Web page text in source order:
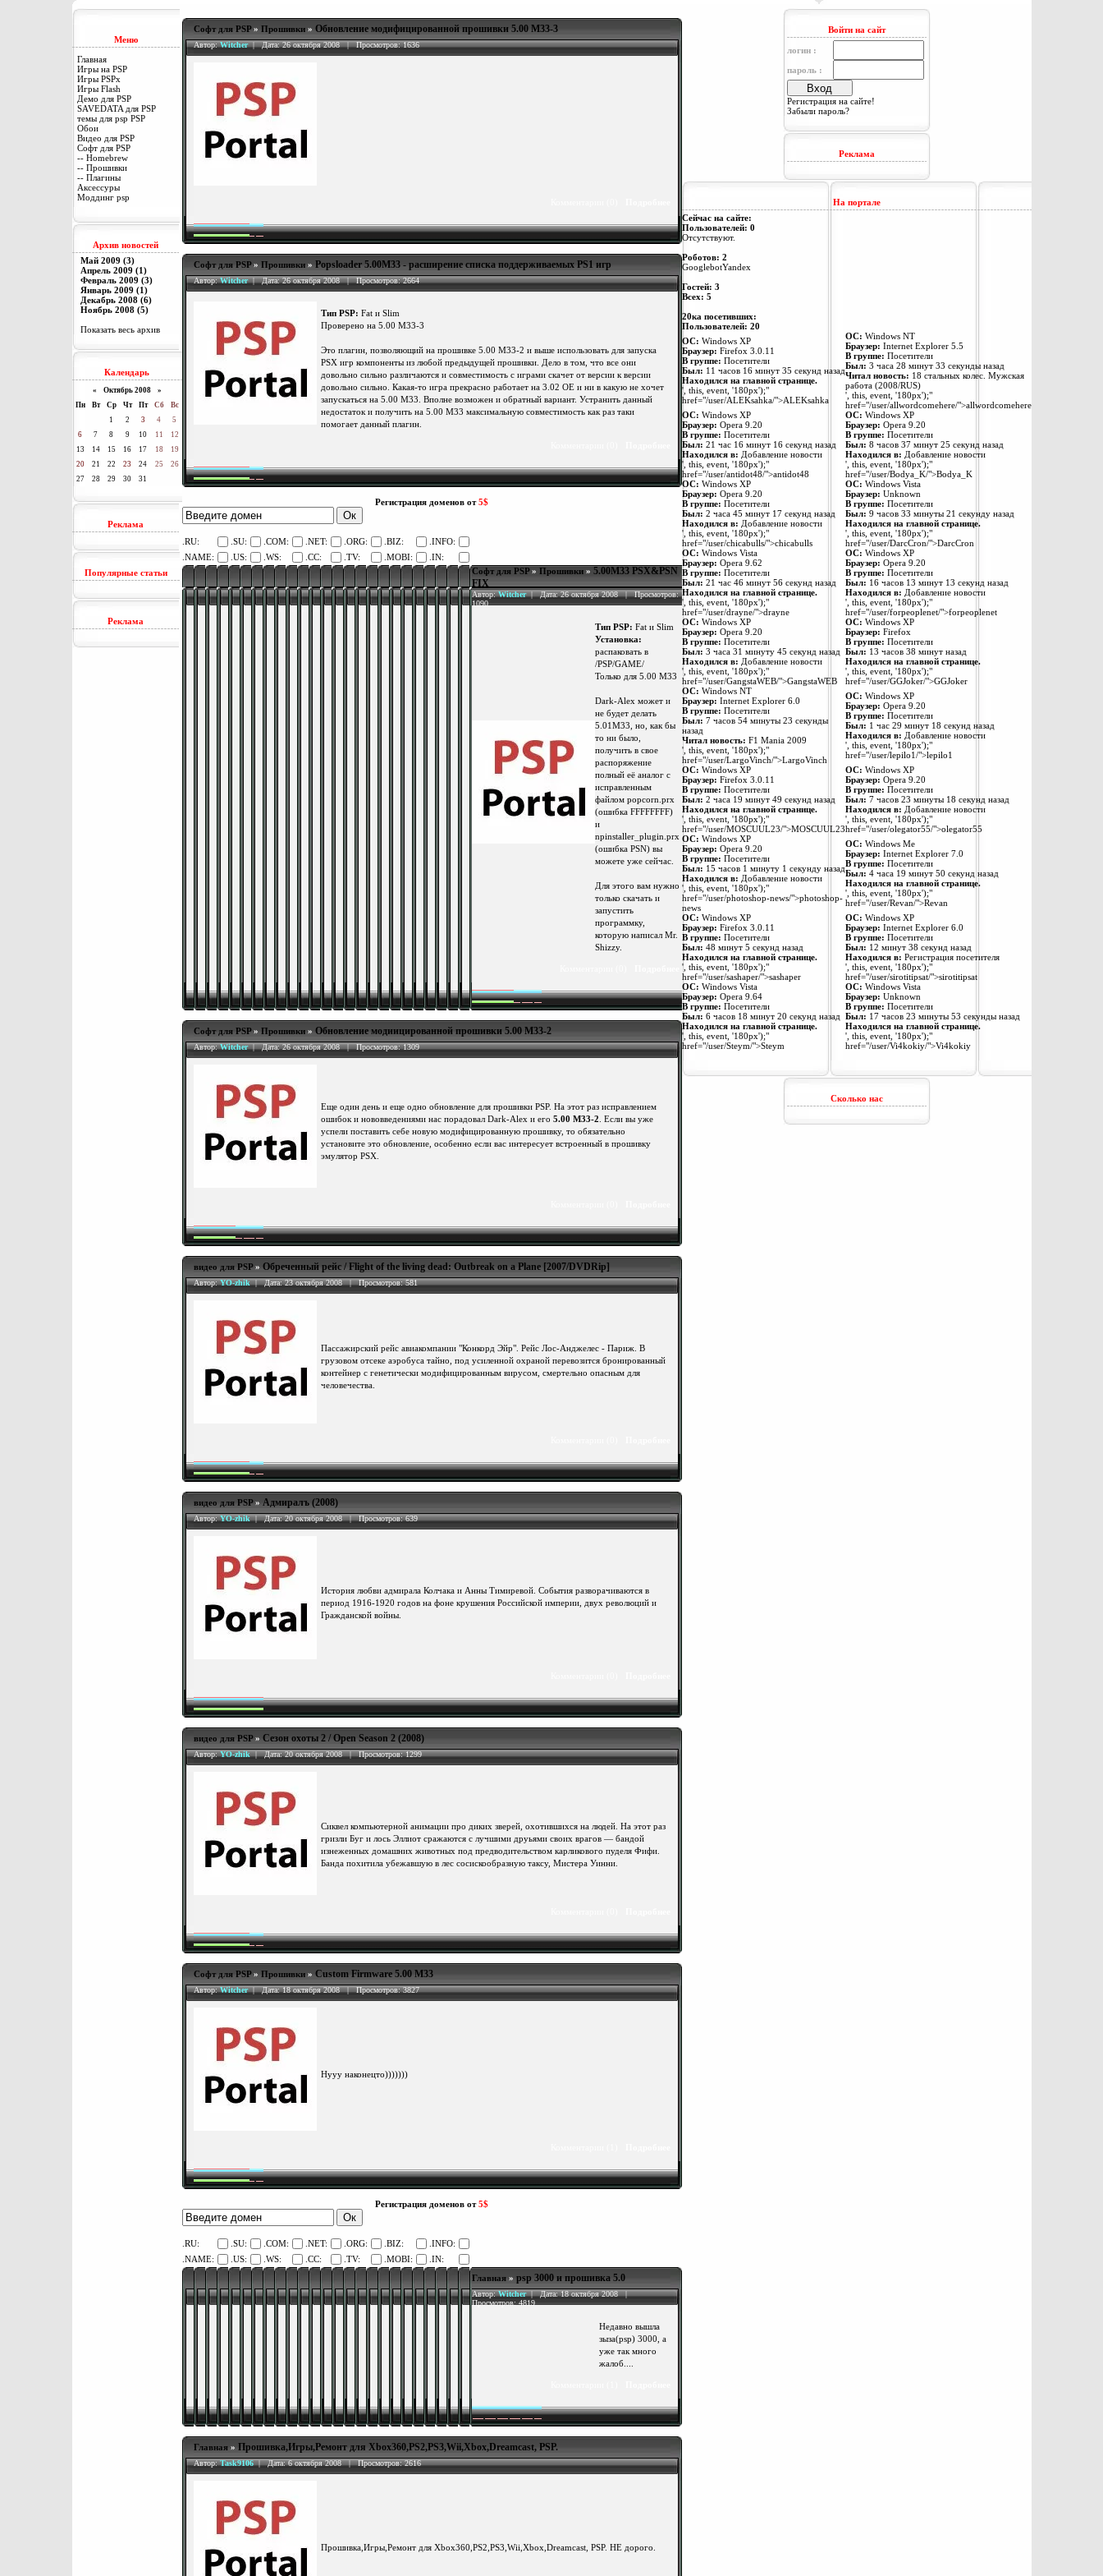
Меню
Главная
Игры на PSP
Игры PSPx
Игры Flash
Демо для PSP
SAVEDATA для PSP
темы для psp PSP
Обои
Видео для PSP
Софт для PSP
-- Homebrew
-- Прошивки
-- Плагины
Аксессуры
Моддинг psp
Архив новостей
Май 2009 (3)
Апрель 2009 (1)
Февраль 2009 (3)
Январь 2009 (1)
Декабрь 2008 (6)
Ноябрь 2008 (5)
Показать весь архив
Календарь
« Октябрь 2008 »
Пн
Вт Ср Чт Пт Сб
Вс
1
2 3 4
5
6
7 8 9 10 11
12
13
14 15 16 17 18
19
20
21 22 23 24 25
26
27
28 29 30 31
Реклама
Популярные статьи
Реклама
Софт для PSP» Прошивки» Обновление модифицированной прошивки 5.00 M33-3
Автор:Witcher| Дата: 26 октября 2008 | Просмотров: 1636
Софт для PSP» Прошивки» Popsloader 5.00M33 - расширение списка поддерживаемых PS1 игр
Автор:Witcher| Дата: 26 октября 2008 | Просмотров: 2664
Тип PSP: Fat и Slim
Проверено на 5.00 M33-3
Это плагин, позволяющий на прошивке 5.00 M33-2 и выше использовать для запуска
PSX игр компоненты из любой предыдущей прошивки. Дело в том, что все они
довольно сильно различаются и совместимость с играми скачет от версии к версии
довольно сильно. Какая-то игра прекрасно работает на 3.02 ОЕ и ни в какую не хочет
запускаться на 5.00 М33. Вполне возможен и обратный вариант. Устранить данный
недостаток и получить на 5.00 M33 максимальную совместимость как раз таки
помогает данный плагин.
Регистрация доменов от5$
.RU: .SU: .COM: .NET: .ORG: .BIZ:
.INFO:
.NAME:
.US: .WS: .CC: .TV: .MOBI:
.IN:
Софт для PSP» Прошивки» 5.00M33 PSX&PSN
FIX
Автор:Witcher| Дата: 26 октября 2008 | Просмотров:
1090
Тип PSP: Fat и Slim
Установка:
распаковать в
/PSP/GAME/
Только для 5.00 M33
Dark-Alex может и
не будет делать
5.01M33, но, как бы
то ни было,
получить в свое
распоряжение
полный её аналог с
исправленным
файлом popcorn.prx
(ошибка FFFFFFFF)
и
npinstaller_plugin.prx
(ошибка PSN) вы
можете уже сейчас.
Для этого вам нужно
только скачать и
запустить
программку,
которую написал Mr.
Shizzy.
Софт для PSP» Прошивки» Обновление модиицированной прошивки 5.00 M33-2
Автор:Witcher| Дата: 26 октября 2008 | Просмотров: 1309
Еще один день и еще одно обновление для прошивки PSP. На этот раз исправлением
ошибок и нововведениями нас порадовал Dark-Alex и его 5.00 M33-2 . Если вы уже
успели поставить себе новую модифицированную прошивку, то обязательно
установите это обновление, особенно если вас интересует встроенный в прошивку
эмулятор PSX.
видео для PSP» Обреченный рейс / Flight of the living dead: Outbreak on a Plane [2007/DVDRip]
Автор:YO-zhik| Дата: 23 октября 2008 | Просмотров: 581
Пассажирский рейс авиакомпании "Конкорд Эйр". Рейс Лос-Анджелес - Париж. В
грузовом отсеке аэробуса тайно, под усиленной охраной перевозится бронированный
контейнер с генетически модифицированным вирусом, смертельно опасным для
человечества.
видео для PSP» Адмиралъ (2008)
Автор:YO-zhik| Дата: 20 октября 2008 | Просмотров: 639
История любви адмирала Колчака и Анны Тимиревой. События разворачиваются в
период 1916-1920 годов на фоне крушения Российской империи, двух революций и
Гражданской войны.
видео для PSP» Сезон охоты 2 / Open Season 2 (2008)
Автор:YO-zhik| Дата: 20 октября 2008 | Просмотров: 1299
Сиквел компьютерной анимации про диких зверей, охотившихся на людей. На этот раз
гризли Буг и лось Эллиот сражаются с лучшими друьями своих врагов — бандой
изнеженных домашних животных под предводительством карликового пуделя Фифи.
Банда похитила убежавшую в лес сосискообразную таксу, Мистера Уинни.
Софт для PSP» Прошивки» Custom Firmware 5.00 M33
Автор:Witcher| Дата: 18 октября 2008 | Просмотров: 3827
Нууу наконецто)))))))
Регистрация доменов от5$
.RU: .SU: .COM: .NET: .ORG: .BIZ:
.INFO:
.NAME:
.US: .WS: .CC: .TV: .MOBI:
.IN:
Главная» psp 3000 и прошивка 5.0
Автор:Witcher| Дата: 18 октября 2008 |
Просмотров: 4819
Недавно вышла
зыза(psp) 3000, а
уже так много
жалоб....
Главная» Прошивка,Игры,Ремонт для Xbox360,PS2,PS3,Wii,Xbox,Dreamcast, PSP.
Автор:Task9106| Дата: 6 октября 2008 | Просмотров: 2616
Прошивка,Игры,Ремонт для Xbox360,PS2,PS3,Wii,Xbox,Dreamcast, PSP. НЕ дорого.
Войти на сайт
логин :
пароль :
Регистрация на сайте!
Забыли пароль?
Реклама
На портале
Сейчас на сайте:
Пользователей: 0
Отсутствуют.
Роботов: 2
GooglebotYandex
Гостей: 3
Всех: 5
20ка посетивших:
Пользователей: 20
ОС: Windows XP
Браузер: Firefox 3.0.11
В группе: Посетители
Был: 11 часов 16 минут 35 секунд назад
Находился на главной странице.
', this, event, '180px');"
href="/user/ALEKsahka/">ALEKsahka
ОС: Windows NT
Браузер: Internet Explorer 5.5
В группе: Посетители
Был: 3 часа 28 минут 33 секунды назад
Читал новость: 18 стальных колес. Мужская
работа (2008/RUS)
', this, event, '180px');"
href="/user/allwordcomehere/">allwordcomehere
ОС: Windows XP
Браузер: Opera 9.20
В группе: Посетители
Был: 21 час 16 минут 16 секунд назад
Находился в: Добавление новости
', this, event, '180px');"
href="/user/antidot48/">antidot48
ОС: Windows XP
Браузер: Opera 9.20
В группе: Посетители
Был: 8 часов 37 минут 25 секунд назад
Находился в: Добавление новости
', this, event, '180px');"
href="/user/Bodya_K/">Bodya_K
ОС: Windows XP
Браузер: Opera 9.20
В группе: Посетители
Был: 2 часа 45 минут 17 секунд назад
Находился в: Добавление новости
', this, event, '180px');"
href="/user/chicabulls/">chicabulls
ОС: Windows Vista
Браузер: Unknown
В группе: Посетители
Был: 9 часов 33 минуты 21 секунду назад
Находился на главной странице.
', this, event, '180px');"
href="/user/DarcCron/">DarcCron
ОС: Windows Vista
Браузер: Opera 9.62
В группе: Посетители
Был: 21 час 46 минут 56 секунд назад
Находился на главной странице.
', this, event, '180px');"
href="/user/drayne/">drayne
ОС: Windows XP
Браузер: Opera 9.20
В группе: Посетители
Был: 16 часов 13 минут 13 секунд назад
Находился в: Добавление новости
', this, event, '180px');"
href="/user/forpeoplenet/">forpeoplenet
ОС: Windows XP
Браузер: Opera 9.20
В группе: Посетители
Был: 3 часа 31 минуту 45 секунд назад
Находился в: Добавление новости
', this, event, '180px');"
href="/user/GangstaWEB/">GangstaWEB
ОС: Windows XP
Браузер: Firefox
В группе: Посетители
Был: 13 часов 38 минут назад
Находился на главной странице.
', this, event, '180px');"
href="/user/GGJoker/">GGJoker
ОС: Windows NT
Браузер: Internet Explorer 6.0
В группе: Посетители
Был: 7 часов 54 минуты 23 секунды
назад
Читал новость: F1 Mania 2009
', this, event, '180px');"
href="/user/LargoVinch/">LargoVinch
ОС: Windows XP
Браузер: Opera 9.20
В группе: Посетители
Был: 1 час 29 минут 18 секунд назад
Находился в: Добавление новости
', this, event, '180px');"
href="/user/lepilo1/">lepilo1
ОС: Windows XP
Браузер: Firefox 3.0.11
В группе: Посетители
Был: 2 часа 19 минут 49 секунд назад
Находился на главной странице.
', this, event, '180px');"
href="/user/MOSCUUL23/">MOSCUUL23
ОС: Windows XP
Браузер: Opera 9.20
В группе: Посетители
Был: 7 часов 23 минуты 18 секунд назад
Находился в: Добавление новости
', this, event, '180px');"
href="/user/olegator55/">olegator55
ОС: Windows XP
Браузер: Opera 9.20
В группе: Посетители
Был: 15 часов 1 минуту 1 секунду назад
Находился в: Добавление новости
', this, event, '180px');"
href="/user/photoshop-news/">photoshop-
news
ОС: Windows Me
Браузер: Internet Explorer 7.0
В группе: Посетители
Был: 4 часа 19 минут 50 секунд назад
Находился на главной странице.
', this, event, '180px');"
href="/user/Revan/">Revan
ОС: Windows XP
Браузер: Firefox 3.0.11
В группе: Посетители
Был: 48 минут 5 секунд назад
Находился на главной странице.
', this, event, '180px');"
href="/user/sashaper/">sashaper
ОС: Windows XP
Браузер: Internet Explorer 6.0
В группе: Посетители
Был: 12 минут 38 секунд назад
Находился в: Регистрация посетителя
', this, event, '180px');"
href="/user/sirotitipsat/">sirotitipsat
ОС: Windows Vista
Браузер: Opera 9.64
В группе: Посетители
Был: 6 часов 18 минут 20 секунд назад
Находился на главной странице.
', this, event, '180px');"
href="/user/Steym/">Steym
ОС: Windows Vista
Браузер: Unknown
В группе: Посетители
Был: 17 часов 23 минуты 53 секунды назад
Находился на главной странице.
', this, event, '180px');"
href="/user/Vi4kokiy/">Vi4kokiy
Сколько нас